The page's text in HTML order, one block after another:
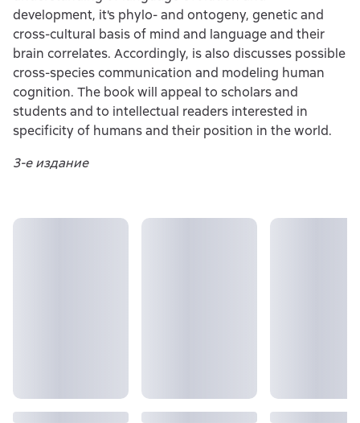
development, it's phylo- and ontogeny, genetic and
cross-cultural basis of mind and language and their
brain correlates. Accordingly, is also discusses possible
cross-species communication and modeling human
cognition. The book will appeal to scholars and
students and to intellectual readers interested in
specificity of humans and their position in the world.
3-е издание